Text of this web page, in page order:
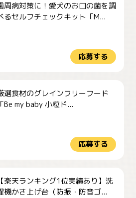
周病対策に！愛犬のお口の菌を調
るセルフチェックキット「M...
応募する
選食材のグレインフリーフード
「Be my baby 小粒ド...
応募する
【楽天ランキング1位実績あり】洗
機かさ上げ台（防振・防音ゴ...